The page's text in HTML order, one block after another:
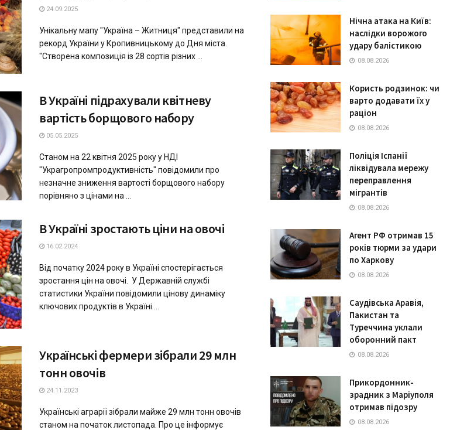
24.09.2025
Унікальну мапу "Україна – Житниця" представили на
рекорд України у Кропивницькому до Дня міста.
"Створена композиція із 28 сортів різних ...
В Україні підрахували квітневу
вартість борщового набору
05.05.2025
Станом на 22 квітня 2025 року у НДІ
"Украгропромпродуктивність" повідомили про
незначне зниження вартості борщового набору
порівняно з цінами на ...
В Україні зростають ціни на овочі
16.02.2024
Від початку 2024 року в Україні спостерігається
зростання цін на овочі. У Державній службі
статистики України повідомили цінову динаміку
ключових продуктів в Україні ...
Українські фермери зібрали 29 млн
тонн овочів
24.11.2023
Українські аграрії зібрали майже 29 млн тонн овочів
станом на початок листопада. Про це інформує
Нічна атака на Київ:
наслідки ворожого
удару балістикою
08.08.2026
Користь родзинок: чи
варто додавати їх у
раціон
08.08.2026
Поліція Іспанії
ліквідувала мережу
переправлення
мігрантів
08.08.2026
Агент РФ отримав 15
років тюрми за удари
по Харкову
08.08.2026
Саудівська Аравія,
Пакистан та
Туреччина уклали
оборонний пакт
08.08.2026
Прикордонник-
зрадник з Маріуполя
отримав підозру
08.08.2026